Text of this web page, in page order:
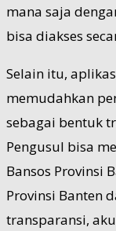
mana saja
bisa diakses
Selain itu,
memudahkan
sebagai bentuk
Pengusul bisa
Bansos Provinsi
Provinsi Banten
transparansi,